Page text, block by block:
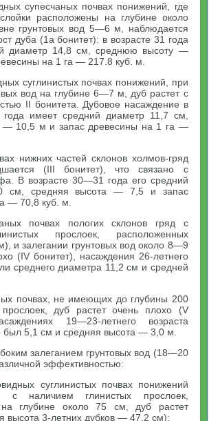
супесчаных почвах понижений, где
расположены на глубине около
грунтовых вод 5—6 м, наблюдается
дуба (1а бонитет): в возрасте 31 года
диаметр 14,8 см, среднюю высоту —
на 1 га — 217.8 куб. м.
суглинистых почвах понижений, при
вод на глубине 6—7 м, дуб растет с
II бонитета. Дубовое насаждение в
имеет средний диаметр 11,7 см,
— 10,5 м и запас древесины на 1 га —
нижних частей склонов холмов-гряд
(III бонитет), что связано с
В возрасте 30—31 года его средний
см, средняя высота — 7,5 и запас
— 70,8 куб. м.
почвах пологих склонов гряд с
прослоек, расположенных
и залегании грунтовых вод около 8—9
(IV бонитет), насаждения 26-летнего
среднего диаметра 11,2 см и средней
почвах, не имеющих до глубины 200
дуб растет очень плохо (V
19—23-летнего возраста
был 5,1 см и средняя высота — 3,0 м.
залеганием грунтовых вод (18—20
эффективностью:
суглинистых почвах понижений
с наличием глинистых прослоек,
на глубине около 75 см, дуб растет
высота 3-летних дубков — 47,2 см);